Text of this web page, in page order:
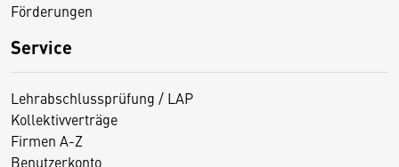
Förderungen
Service
Lehrabschlussprüfung / LAP
Kollektivverträge
Firmen A-Z
Benutzerkonto